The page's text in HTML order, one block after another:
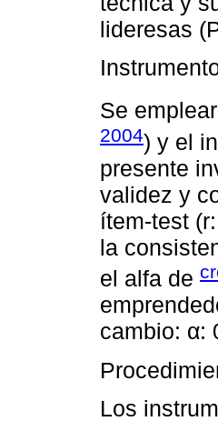
lideresas
Se
2004) y el
presente
validez y
ítem-test
la
el alfa de
cambio: α:
Los